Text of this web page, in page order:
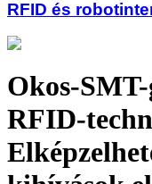
RFID és
Okos-
RFID-